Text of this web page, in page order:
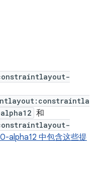
和
alpha12 中包含这些提